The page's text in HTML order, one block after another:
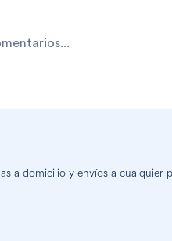
a domicilio y envíos a cualquier